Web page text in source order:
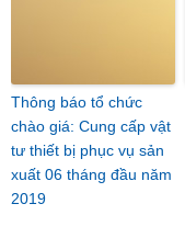
Thông báo tổ chức
chào giá: Cung cấp vật
tư thiết bị phục vụ sản
xuất 06 tháng đầu năm
2019